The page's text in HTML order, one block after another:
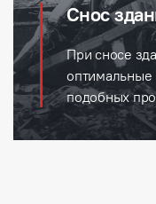
Снос
При сносе
оптимальные
подобных